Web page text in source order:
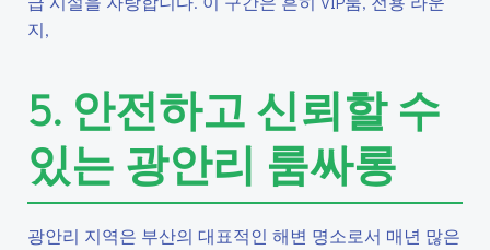
지,
5. 안전하고 신뢰할 수
있는 광안리 룸싸롱
광안리 지역은 부산의 대표적인 해변 명소로서 매년 많은